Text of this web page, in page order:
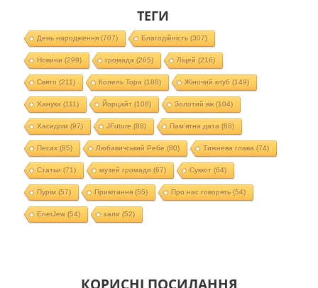
ТЕГИ
День народження(707) Благодійність (307)
Новини (299) громада (265) Ліцей (216)
Свято (211) Колель Тора (188) Жіночий клуб (149)
Ханука (111) Йорцайт (108) Золотий вік(104)
Хасидізм (97) JFuture (88) Пам'ятна дата (88)
Песах(85) Любавичський Ребе (80) Тижнева глава (74)
Статьи (71) музей громади (67) Суккот (64)
Пурім (57) Привітання(55) Про нас говорять (54)
EnerJew(54) хали (52)
КОРИСНІ ПОСИЛАННЯ